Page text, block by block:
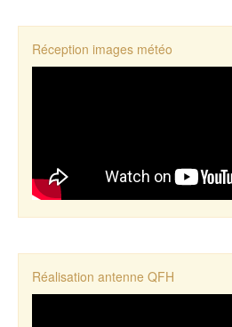
Réception images météo
Réalisation antenne QFH